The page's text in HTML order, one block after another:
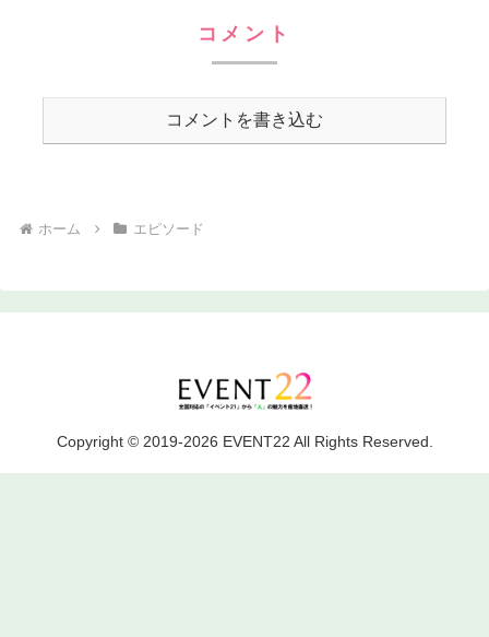
コメント
コメントを書き込む
ホーム エピソード
Copyright © 2019-2026 EVENT22 All Rights Reserved.